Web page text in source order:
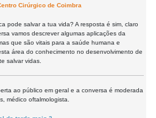
Cirúrgico de Coimbra
pode salvar a tua vida? A resposta é sim, claro
vamos descrever algumas aplicações da
que são vitais para a saúde humana e
área do conhecimento no desenvolvimento de
salvar vidas.
ao público em geral e a conversa é moderada
médico oftalmologista.